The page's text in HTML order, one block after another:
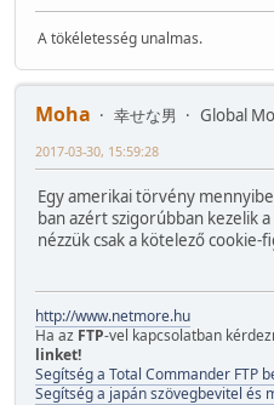
A tökéletesség unalmas.
Moha 幸せな男
Global
2017-03-30, 15:59:28
Egy amerikai törvény
ban azért szigorúbban kezelik
nézzük csak a kötelező
http://www.netmore.hu
Ha az FTP-vel kapcsolatban
linket!
Segítség a Total Commander FTP
Segítség a japán szövegbevitel és